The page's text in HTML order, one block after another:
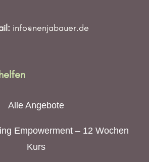
info@nenjabauer.de
Alle Angebote
Empowerment – 12 Wochen
Kurs